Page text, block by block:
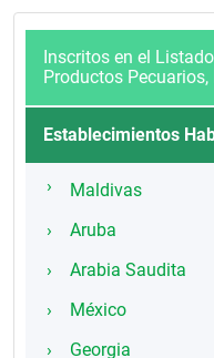
Inscritos en el
Productos Pecuarios,
Establecimientos
Maldivas
Aruba
Arabia Saudita
México
Georgia